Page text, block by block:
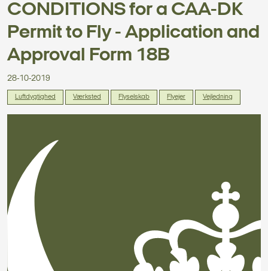
CONDITIONS for a CAA-DK
Permit to Fly - Application and
Approval Form 18B
28-10-2019
Luftdygtighed Værksted Flyselskab Flyejer Vejledning